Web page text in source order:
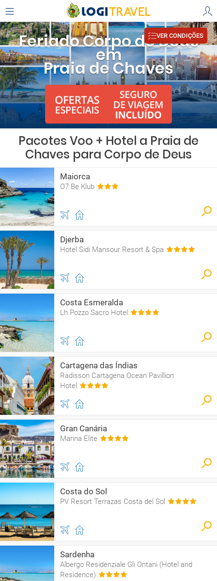
Feriado Corpo de Deus
em
Praia de Chaves
VER CONDIÇÕES
Pacotes Voo + Hotel a Praia de
Chaves para Corpo de Deus
Maiorca
O7 Be Klub
Djerba
Hotel Sidi Mansour Resort & Spa
Costa Esmeralda
Lh Pozzo Sacro Hotel
Cartagena das Índias
Radisson Cartagena Ocean Pavillion
Hotel
Gran Canária
Marina Elite
Costa do Sol
PV Resort Terrazas Costa del Sol
Sardenha
Albergo Residenziale Gli Ontani (Hotel and
Residence)